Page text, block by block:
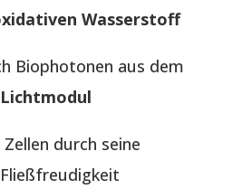
Wasserstoff
Biophotonen aus dem
Lichtmodul
Zellen durch seine